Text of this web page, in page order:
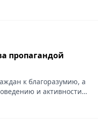
пропагандой
к благоразумию, а
и активности